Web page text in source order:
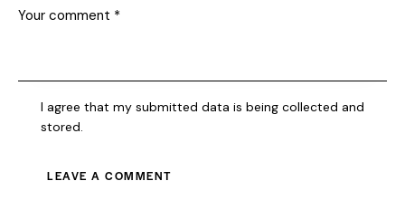
I agree that my submitted data is being collected and
stored.